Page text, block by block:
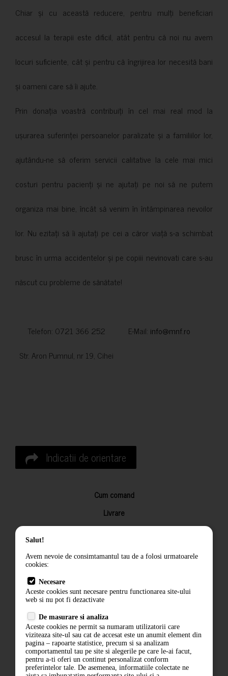
Chiar și cu această reducere, pentru mulți beneficiari
accesul la terapii este dificil, atât pentru că noi nu avem
locuri suficiente, cât și pentru că îngrijirea lor necesită bani
și oameni care să îi ajute.
Prin donația voastră contribuiți în cel mai real mod la
ușurarea suferinței persoanelor paralizate și a familiilor lor,
ajutându-ne să oferim servicii calitative la cele mai mici
costuri pentru pacienți și ne ajutați pe noi să ne putem
organiza mai bine, încât să venim în întâmpinarea nevoilor
lor. Nu ezitați să îi ajutați pe cei a căror viață s-a schimbat
brusc în urma accidentelor și pe copiii nevinovati care s-au
născut cu probleme de sănătate!
Telefon: 0721 366 252 E-Mail: info@mnf.ro
Str. Aron Pumnul, nr 19, Cihei
Indicatii de orientare
Cum comand
Livrare
Returnarea produselor
Termeni si conditii
Politica de confidentialitate
ANPC
Salut!
Avem nevoie de consimtamantul tau de a folosi urmatoarele
cookies:
Necesare
Aceste cookies sunt necesare pentru functionarea site-ului
web si nu pot fi dezactivate
De masurare si analiza
Aceste cookies ne permit sa numaram utilizatorii care
viziteaza site-ul sau cat de accesat este un anumit element din
pagina – rapoarte statistice, precum si sa analizam
comportamentul tau pe site si alegerile pe care le-ai facut,
pentru a-ti oferi un continut personalizat conform
preferintelor tale. De asemenea, informatiile colectate ne